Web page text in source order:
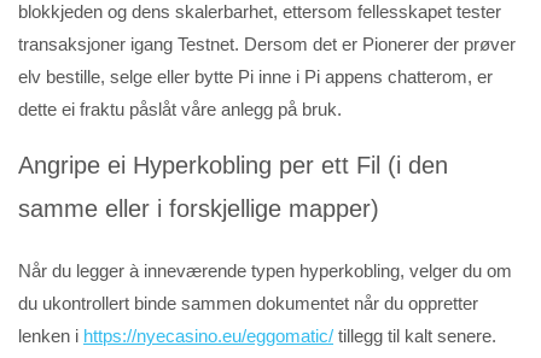
blokkjeden og dens skalerbarhet, ettersom fellesskapet tester
transaksjoner igang Testnet. Dersom det er Pionerer der prøver
elv bestille, selge eller bytte Pi inne i Pi appens chatterom, er
dette ei fraktu påslåt våre anlegg på bruk.
Angripe ei Hyperkobling per ett Fil (i den
samme eller i forskjellige mapper)
Når du legger à inneværende typen hyperkobling, velger du om
du ukontrollert binde sammen dokumentet når du oppretter
lenken i https://nyecasino.eu/eggomatic/ tillegg til kalt senere.